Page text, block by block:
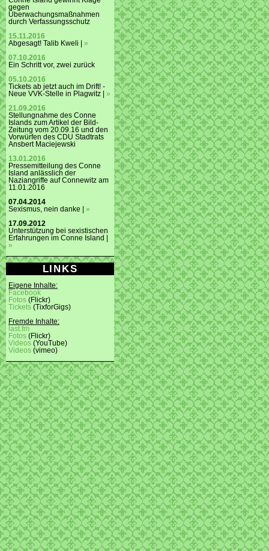
gegen
Überwachungsmaßnahmen
durch Verfassungsschutz
15.11.2016
Abgesagt! Talib Kweli | »
07.10.2016
Ein Schritt vor, zwei zurück
05.10.2016
Tickets ab jetzt auch im Drift! -
Neue VVK-Stelle in Plagwitz | »
21.09.2016
Stellungnahme des Conne
Islands zum Artikel der Bild-
Zeitung vom 20.09.16 und den
Vorwürfen des CDU Stadtrats
Ansbert Maciejewski
13.01.2016
Pressemitteilung des Conne
Island anlässlich der
Naziangriffe auf Connewitz am
11.01.2016
07.04.2014
Sexismus, nein danke | »
17.09.2012
Unterstützung bei sexistischen
Erfahrungen im Conne Island |
»
LINKS
Eigene Inhalte:
Facebook
Fotos (Flickr)
Tickets (TixforGigs)
Fremde Inhalte:
last.fm
Fotos (Flickr)
Videos (YouTube)
Videos (vimeo)